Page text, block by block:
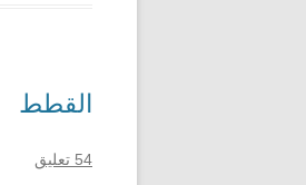
القطط
54 تعليق